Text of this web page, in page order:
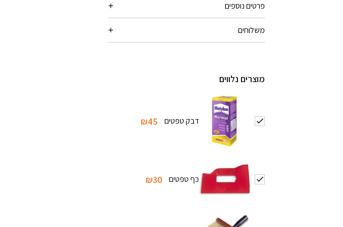
פרטים נוספים
משלוחים
מוצרים נלווים
דבק טפטים ₪45
כף טפטים ₪30